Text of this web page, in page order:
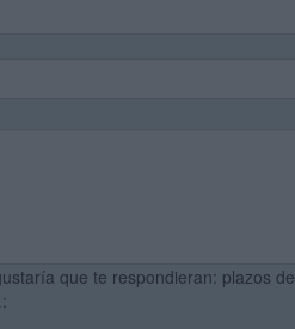
que te respondieran: plazos de